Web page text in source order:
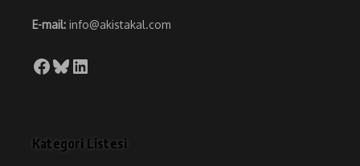
E-mail: info@akistakal.com
Facebook
Bluesky
LinkedIn
Kategori Listesi